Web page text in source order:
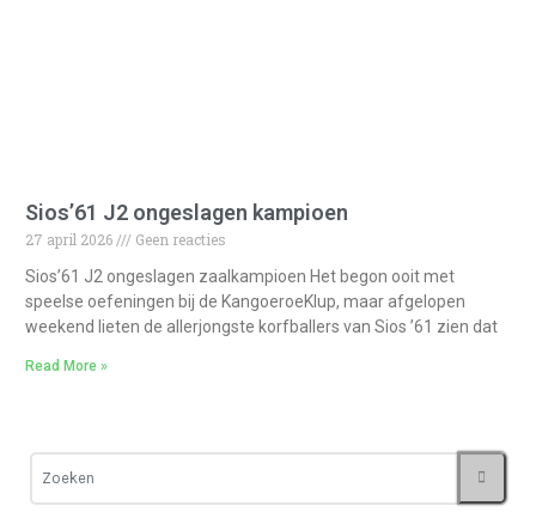
Sios’61 J2 ongeslagen kampioen
27 april 2026
Geen reacties
Sios’61 J2 ongeslagen zaalkampioen Het begon ooit met
speelse oefeningen bij de KangoeroeKlup, maar afgelopen
weekend lieten de allerjongste korfballers van Sios ’61 zien dat
Read More »